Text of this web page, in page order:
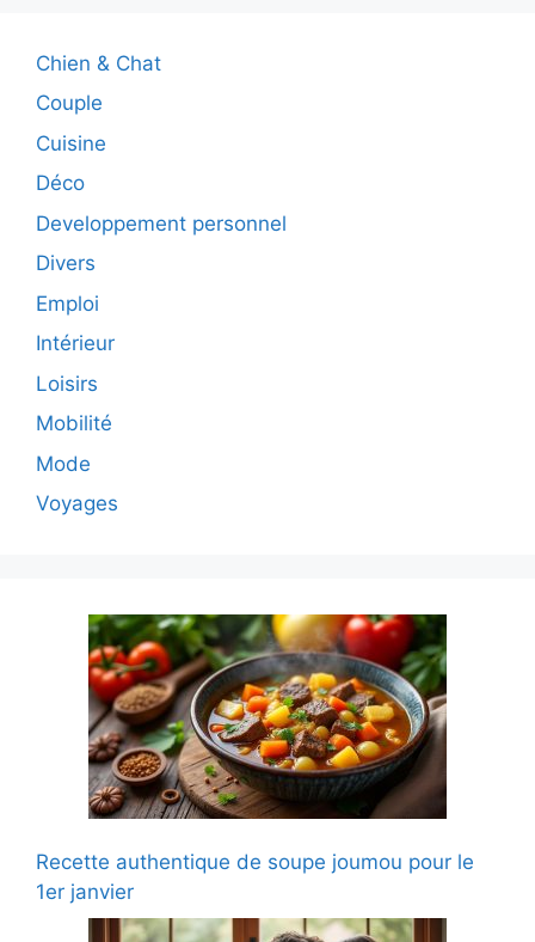
Chien & Chat
Couple
Cuisine
Déco
Developpement personnel
Divers
Emploi
Intérieur
Loisirs
Mobilité
Mode
Voyages
Recette authentique de soupe joumou pour le
1er janvier